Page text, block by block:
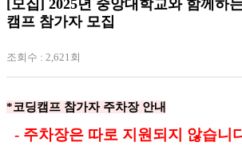
[모집] 2025년 중앙대학교와 함께하
캠프 참가자 모집
조회수 : 2,621회
*코딩캠프 참가자 주차장 안내
- 주차장은 따로 지원되지 않습니